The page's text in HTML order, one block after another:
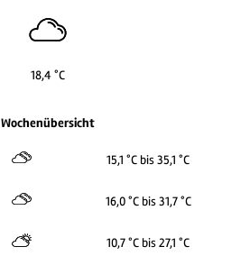
18,4 °C
Wochenübersicht
15,1 °C bis 35,1 °C
16,0 °C bis 31,7 °C
10,7 °C bis 27,1 °C